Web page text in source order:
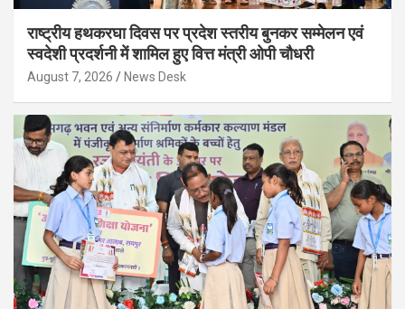
राष्ट्रीय हथकरघा दिवस पर प्रदेश स्तरीय बुनकर सम्मेलन एवं
स्वदेशी प्रदर्शनी में शामिल हुए वित्त मंत्री ओपी चौधरी
August 7, 2026 News Desk